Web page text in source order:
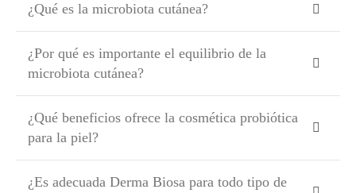
¿Qué es la microbiota cutánea?
¿Por qué es importante el equilibrio de la
microbiota cutánea?
¿Qué beneficios ofrece la cosmética probiótica
para la piel?
¿Es adecuada Derma Biosa para todo tipo de